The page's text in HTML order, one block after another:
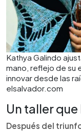
Kathya Galindo
mano, reflejo de su
innovar desde las
elsalvador.com
Un taller
Después del